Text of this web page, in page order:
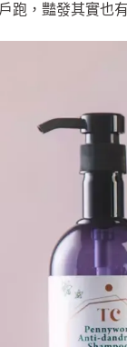
跑，豔發其實也